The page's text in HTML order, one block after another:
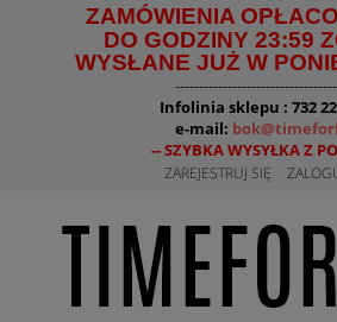
ZAMÓWIENIA
DO GODZINY 23:59
WYSŁANE JUŻ W
Infolinia sklepu : 732
e-mail:
-- SZYBKA WYSYŁKA Z
ZAREJESTRUJ SIĘ